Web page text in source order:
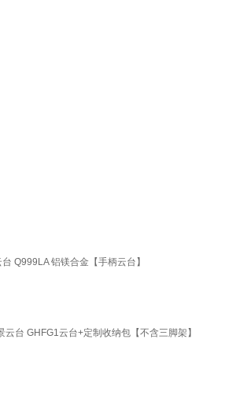
Q999LA 铝镁合金【手柄云台】
台 GHFG1云台+定制收纳包【不含三脚架】